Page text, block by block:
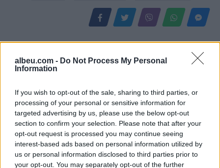
albeu.com - Do Not Process My Personal
Information
If you wish to opt-out of the sale, sharing to third parties, or
processing of your personal or sensitive information for
targeted advertising by us, please use the below opt-out
section to confirm your selection. Please note that after your
opt-out request is processed you may continue seeing
interest-based ads based on personal information utilized by
us or personal information disclosed to third parties prior to
your opt-out. You may separately opt-out of the further
Real Madridi heq dorë nga
përforcimet në mesfushë
pasi dështoi marrëveshja
PSG rikthehet me ofertë
më të lartë për yllin e
Ajaxit